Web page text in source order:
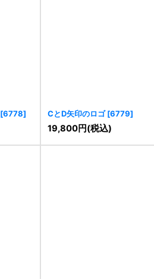
[6778] CとD矢印のロゴ [6779]
19,800円(税込)